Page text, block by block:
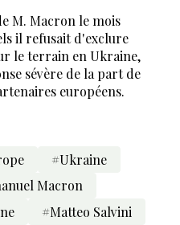
M. Macron le mois
il refusait d'exclure
le terrain en Ukraine,
sévère de la part de
européens.
#Ukraine
Macron
#Matteo Salvini